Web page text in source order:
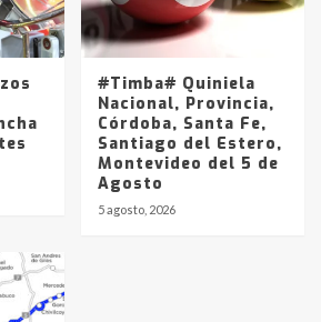
#Timba# Quiniela
Nacional, Provincia,
Córdoba, Santa Fe,
Santiago del Estero,
Montevideo del 5 de
Agosto
5 agosto, 2026